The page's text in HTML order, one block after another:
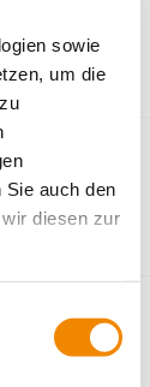
sowie
um die
auch den
diesen zur
anderen
16 k -